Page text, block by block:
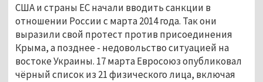
США и страны ЕС начали вводить санкции в
отношении России с марта 2014 года. Так они
выразили свой протест против присоединения
Крыма, а позднее - недовольство ситуацией на
востоке Украины. 17 марта Евросоюз опубликовал
чёрный список из 21 физического лица, включая